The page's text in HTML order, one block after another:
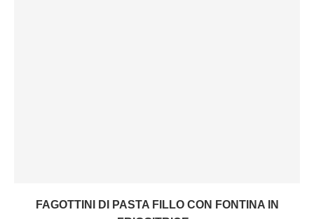
FAGOTTINI DI PASTA FILLO CON FONTINA IN